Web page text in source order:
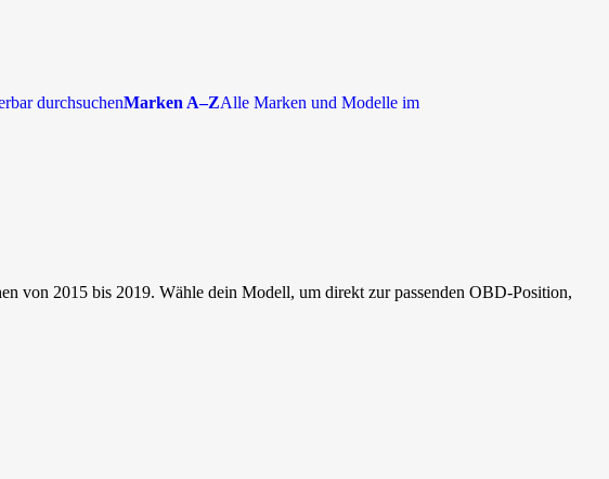
durchsuchenMarken A–ZAlle Marken und Modelle im
von 2015 bis 2019. Wähle dein Modell, um direkt zur passenden OBD-Position,